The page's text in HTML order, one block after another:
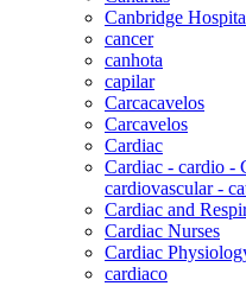
Canbridge
cancer
canhota
capilar
Carcacavelos
Carcavelos
Cardiac
Cardiac - cardio -
cardiovascular -
Cardiac and
Cardiac Nurses
Cardiac
cardiaco